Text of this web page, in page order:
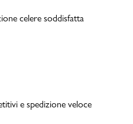
celere soddisfatta
e spedizione veloce